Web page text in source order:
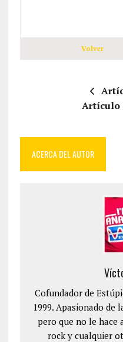
Volver
Artículo
ACERCA DEL AUTOR
Cofundador de
1999. Apasionado de
pero que no le hace
rock y cualquier